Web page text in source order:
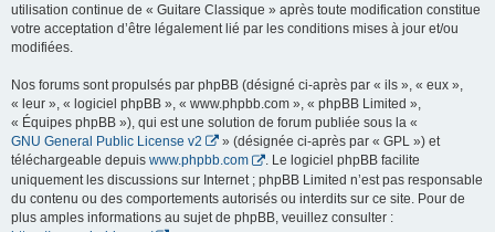
utilisation continue de « Guitare Classique » après toute modification constitue
votre acceptation d’être légalement lié par les conditions mises à jour et/ou
modifiées.
Nos forums sont propulsés par phpBB (désigné ci-après par « ils », « eux »,
« leur », « logiciel phpBB », « www.phpbb.com », « phpBB Limited »,
« Équipes phpBB »), qui est une solution de forum publiée sous la «
GNU General Public License v2
» (désignée ci-après par « GPL ») et
téléchargeable depuis www.phpbb.com
. Le logiciel phpBB facilite
uniquement les discussions sur Internet ; phpBB Limited n’est pas responsable
du contenu ou des comportements autorisés ou interdits sur ce site. Pour de
plus amples informations au sujet de phpBB, veuillez consulter :